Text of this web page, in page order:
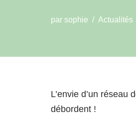
par sophie Actualités
L’envie d’un
débordent !